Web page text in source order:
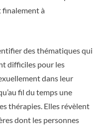
finalement à
des thématiques qui
difficiles pour les
dans leur
fil du temps une
thérapies. Elles révèlent
dont les personnes